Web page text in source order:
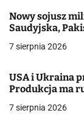
w
p
s
u
Nowy sojusz
Saudyjska,
7 sierpnia 2026
USA i Ukraina
Produkcja ma
7 sierpnia 2026